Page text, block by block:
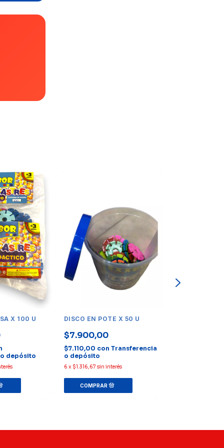
X 100 U
depósito
DISCO EN POTE X 50 U
$7.900,00
$7.110,00 con Transferencia
o depósito
6 x $1.316,67 sin interés